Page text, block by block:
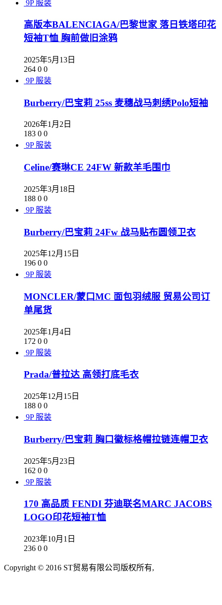
9P 服装
高版本BALENCIAGA/巴黎世家 落日铁塔印花
短袖T恤 胸前做旧涂鸦
2025年5月13日
264 0 0
9P 服装
Burberry/巴宝莉 25ss 麦穗战马刺绣Polo短袖
2026年1月2日
183 0 0
9P 服装
Celine/赛琳CE 24FW 新款羊毛围巾
2025年3月18日
188 0 0
9P 服装
Burberry/巴宝莉 24Fw 战马贴布圆领卫衣
2025年12月15日
196 0 0
9P 服装
MONCLER/蒙口MC 面包羽绒服 贸易公司订
单尾货
2025年1月4日
172 0 0
9P 服装
Prada/普拉达 高领打底毛衣
2025年12月15日
188 0 0
9P 服装
Burberry/巴宝莉 胸口徽标格帽拉链连帽卫衣
2025年5月23日
162 0 0
9P 服装
170 高品质 FENDI 芬迪联名MARC JACOBS
LOGO印花短袖T恤
2023年10月1日
236 0 0
Copyright © 2016 ST贸易有限公司版权所有,